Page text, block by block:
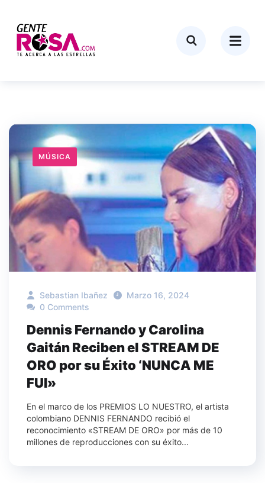
MÚSICA
Sebastian Ibañez
Marzo 16, 2024
0 Comments
Dennis Fernando y Carolina
Gaitán Reciben el STREAM DE
ORO por su Éxito ‘NUNCA ME
FUI»
En el marco de los PREMIOS LO NUESTRO, el artista
colombiano DENNIS FERNANDO recibió el
reconocimiento «STREAM DE ORO» por más de 10
millones de reproducciones con su éxito...